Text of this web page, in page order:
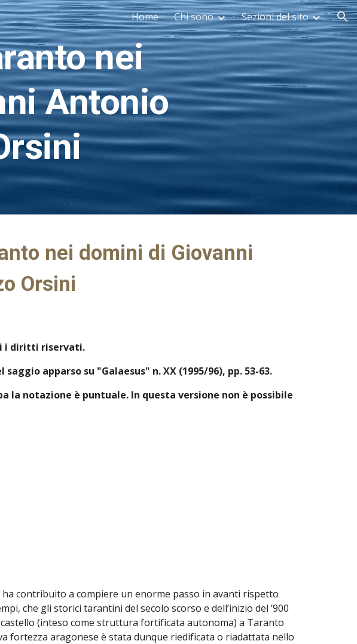
Skip to navigation Home Chi sono Sezioni del sito
nei
Antonio
nei domini di Giovanni
Orsini
i diritti riservati.
apparso su "Galaesus" n. XX (1995/96), pp. 53-63.
la notazione è puntuale. In questa versione non è possibile
contribuito a compiere un enorme passo in avanti rispetto
che gli storici tarantini del secolo scorso e dell’inizio del ‘900
(inteso come struttura fortificata autonoma) a Taranto
fortezza aragonese è stata dunque riedificata o riadattata nello